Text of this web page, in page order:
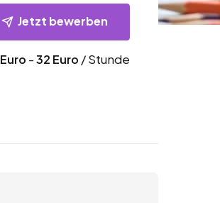
Jetzt bewerben
Euro -32 Euro / Stunde